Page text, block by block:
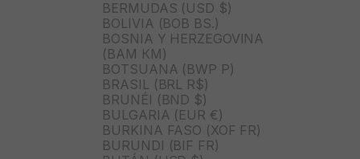
BERMUDAS (USD $)
BOLIVIA (BOB BS.)
BOSNIA Y HERZEGOVINA
(BAM КМ)
BOTSUANA (BWP P)
BRASIL (BRL R$)
BRUNÉI (BND $)
BULGARIA (EUR €)
BURKINA FASO (XOF FR)
BURUNDI (BIF FR)